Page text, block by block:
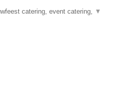
catering, event catering, ▼